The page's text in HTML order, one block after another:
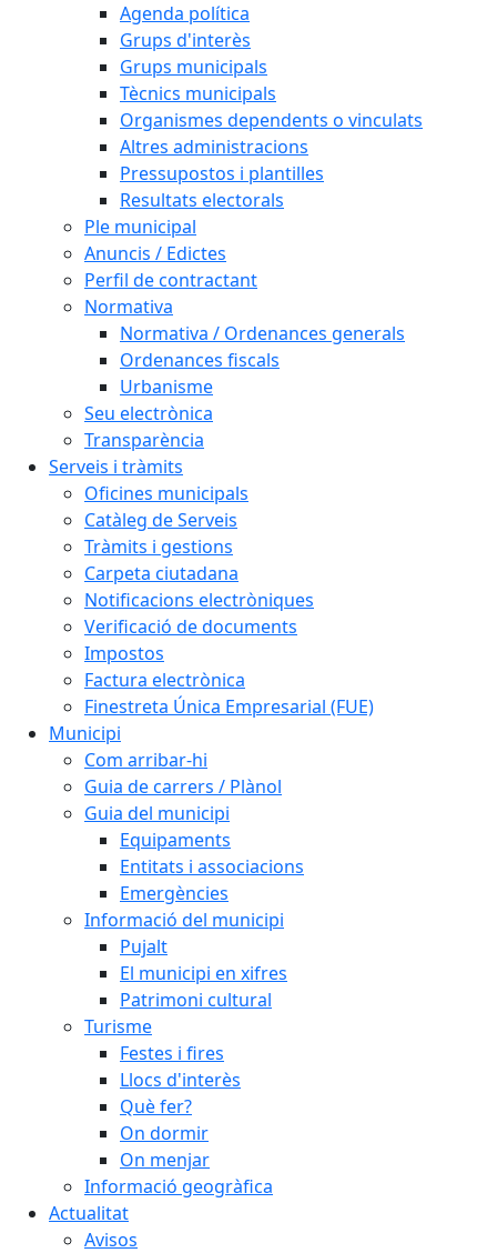
Agenda política
Grups d'interès
Grups municipals
Tècnics municipals
Organismes dependents o vinculats
Altres administracions
Pressupostos i plantilles
Resultats electorals
Ple municipal
Anuncis / Edictes
Perfil de contractant
Normativa
Normativa / Ordenances generals
Ordenances fiscals
Urbanisme
Seu electrònica
Transparència
Serveis i tràmits
Oficines municipals
Catàleg de Serveis
Tràmits i gestions
Carpeta ciutadana
Notificacions electròniques
Verificació de documents
Impostos
Factura electrònica
Finestreta Única Empresarial (FUE)
Municipi
Com arribar-hi
Guia de carrers / Plànol
Guia del municipi
Equipaments
Entitats i associacions
Emergències
Informació del municipi
Pujalt
El municipi en xifres
Patrimoni cultural
Turisme
Festes i fires
Llocs d'interès
Què fer?
On dormir
On menjar
Informació geogràfica
Actualitat
Avisos